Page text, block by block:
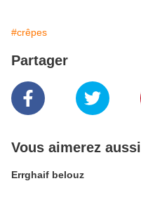
#crêpes
Partager
Vous aimerez aussi
Errghaif belouz